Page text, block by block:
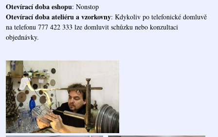
Otevírací doba eshopu: Nonstop
Otevírací doba ateliéru a vzorkovny: Kdykoliv po telefonické domluvě
na telefonu 777 422 333 lze domluvit schůzku nebo konzultaci
objednávky.